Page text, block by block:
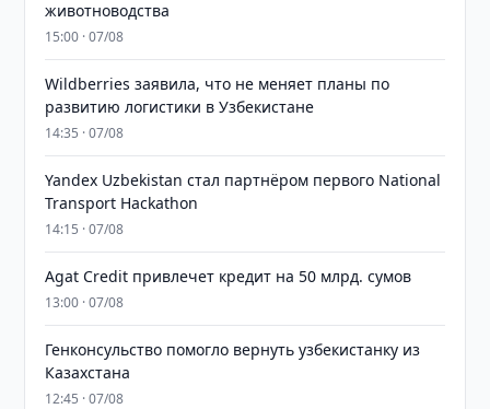
животноводства
15:00 · 07/08
Wildberries заявила, что не меняет планы по
развитию логистики в Узбекистане
14:35 · 07/08
Yandex Uzbekistan стал партнёром первого National
Transport Hackathon
14:15 · 07/08
Agat Credit привлечет кредит на 50 млрд. сумов
13:00 · 07/08
Генконсульство помогло вернуть узбекистанку из
Казахстана
12:45 · 07/08